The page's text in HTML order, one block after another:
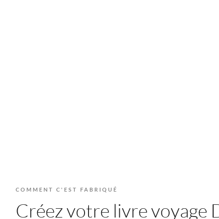
COMMENT C'EST FABRIQUÉ
Créez votre livre voyage